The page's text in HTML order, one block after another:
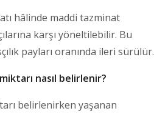
hâlinde maddi tazminat
karşı yöneltilebilir. Bu
payları oranında ileri sürülür.
nasıl belirlenir?
belirlenirken yaşanan